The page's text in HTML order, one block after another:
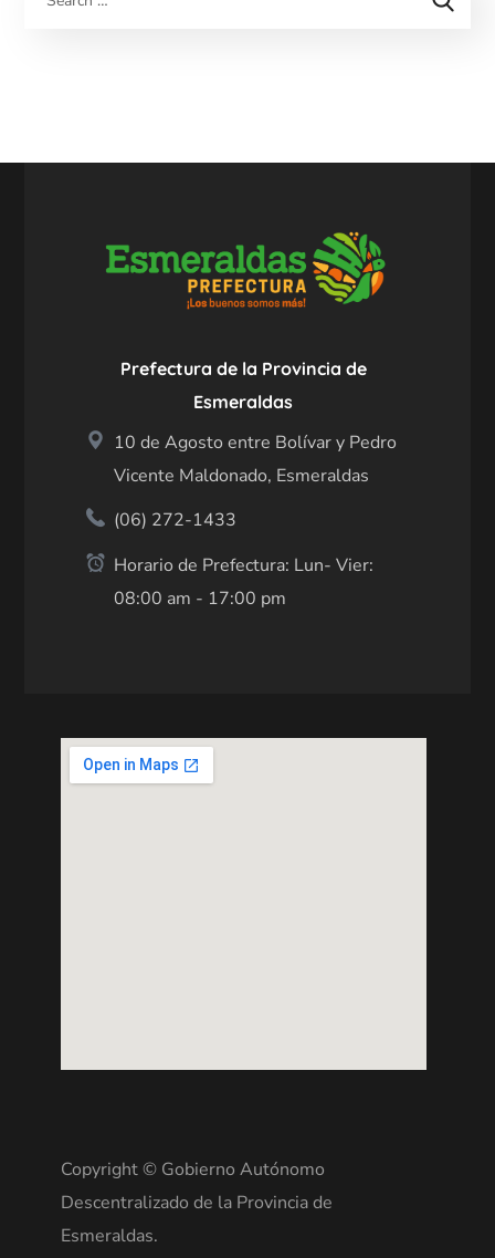
Prefectura de la Provincia de
Esmeraldas
10 de Agosto entre Bolívar y Pedro
Vicente Maldonado, Esmeraldas
(06) 272-1433
Horario de Prefectura: Lun- Vier:
08:00 am - 17:00 pm
Copyright © Gobierno Autónomo
Descentralizado de la Provincia de
Esmeraldas.